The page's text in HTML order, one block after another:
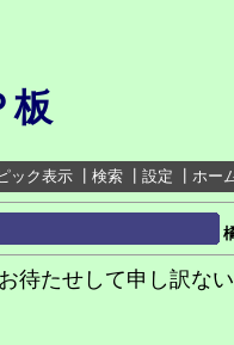
板
ック表示 検索 設定 ホー
待たせして申し訳な